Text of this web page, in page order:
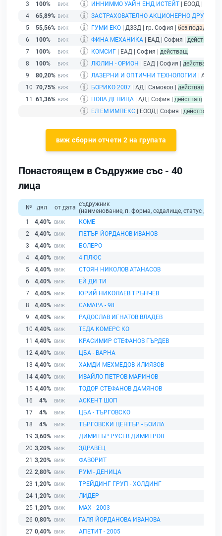
3
100% ИННИММО УАЙН ЕНД ИСТЕЙТ | ЕООД |
4
65,89%
ЗАСТРАХОВАТЕЛНО АКЦИОНЕРНО
5
55,56% ГУМИ ЕКО | ДЗЗД | гр. София | без подаден
6
100% ФИНА МЕХАНИКА | ЕАД | София | действащ
7
100% КОМСИГ | ЕАД | София | действащ
8
100% ЛЮЛИН - ОРИОН | ЕАД | София | действащ
9
80,20% ЛАЗЕРНИ И ОПТИЧНИ ТЕХНОЛОГИИ
| АД |
10 70,75% БОРИКО 2007 | АД | Самоков | действащ
11
61,36% НОВА ДЕНИЦА | АД | София | действащ
ЕЛ ЕМ ИМПЕКС | ЕООД | София | действащ
виж сборни отчети 2 на групата
Понастоящем в Съдружие със - 40
лица
№ дял от дата съдружник
(наименование, п. форма, седалище, статус /
1
4,40%
КОМЕ
2
4,40%
ПЕТЪР ЙОРДАНОВ ИВАНОВ
3
4,40%
БОЛЕРО
4
4,40%
4 ПЛЮС
5
4,40%
СТОЯН НИКОЛОВ АТАНАСОВ
6
4,40%
ЕЙ ДИ ТИ
7
4,40%
ЮРИЙ НИКОЛАЕВ ТРЪНЧЕВ
8
4,40%
САМАРА - 98
9
4,40%
РАДОСЛАВ ИГНАТОВ ВЛАДЕВ
10 4,40%
ТЕДА КОМЕРС КО
11 4,40%
КРАСИМИР СТЕФАНОВ ГЪРДЕВ
12 4,40%
ЦБА - ВАРНА
13 4,40%
ХАМДИ МЕХМЕДОВ ИЛИЯЗОВ
14 4,40%
ИВАЙЛО ПЕТРОВ МАРИНОВ
15 4,40%
ТОДОР СТЕФАНОВ ДАМЯНОВ
16
4%
АСКЕНТ ШОП
17
4%
ЦБА - ТЪРГОВСКО
18
4%
ТЪРГОВСКИ ЦЕНТЪР - БОИЛА
19 3,60%
ДИМИТЪР РУСЕВ ДИМИТРОВ
20 3,20%
ЗДРАВЕЦ
21 3,20%
ФАВОРИТ
22 2,80%
РУМ - ДЕНИЦА
23 1,20%
ТРЕЙДИНГ ГРУП - ХОЛДИНГ
24 1,20%
ЛИДЕР
25 1,20%
МАХ - 2003
26 0,80%
ГАЛЯ ЙОРДАНОВА ИВАНОВА
27 0,40%
АПЕТИТ - 2005